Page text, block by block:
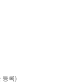
등록)